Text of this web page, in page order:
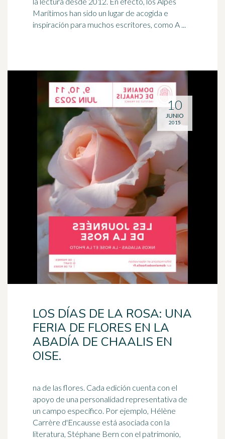
Marítimos han sido un lugar de acogida e
inspiración para muchos escritores, como A ...
LOS DÍAS DE LA ROSA: UNA
FERIA DE FLORES EN LA
ABADÍA DE CHAALIS EN
OISE.
na de las flores. Cada edición cuenta con el
apoyo de una personalidad representativa de
un campo específico. Por ejemplo, Hélène
Carrère d'Encausse está asociada con la
literatura, Stéphane Bern con el patrimonio,
10
JUNIO
2015